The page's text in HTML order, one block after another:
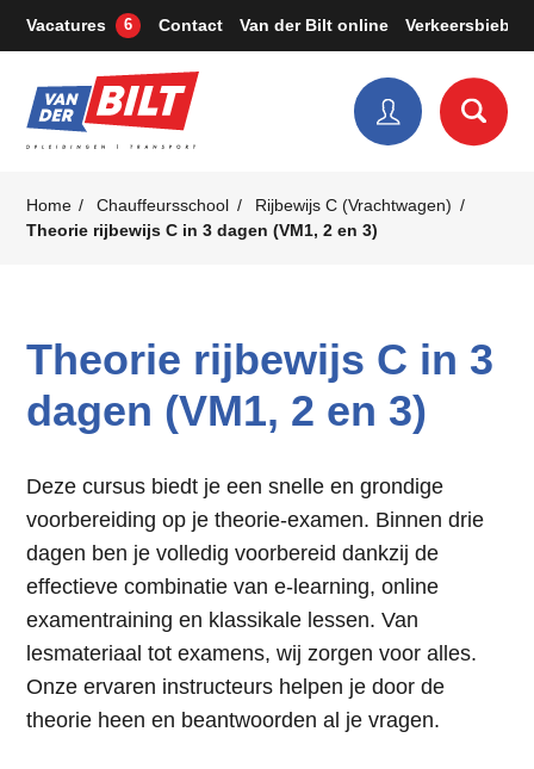
Vacatures 6 Contact Van der Bilt online Verkeersbieb
Home Chauffeursschool
Rijbewijs C (Vrachtwagen)
Theorie rijbewijs C in 3 dagen (VM1, 2 en 3)
Theorie rijbewijs C in 3
dagen (VM1, 2 en 3)
Deze cursus biedt je een snelle en grondige
voorbereiding op je theorie-examen. Binnen drie
dagen ben je volledig voorbereid dankzij de
effectieve combinatie van e-learning, online
examentraining en klassikale lessen. Van
lesmateriaal tot examens, wij zorgen voor alles.
Onze ervaren instructeurs helpen je door de
theorie heen en beantwoorden al je vragen.